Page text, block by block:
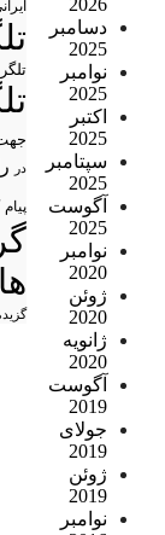
2026
دسامبر
2025
نوامبر
2025
اکتبر
2025
سپتامبر
2025
آگوست
2025
نوامبر
2020
ژوئن
2020
ژانویه
2020
آگوست
2019
جولای
2019
ژوئن
2019
نوامبر
در
را
پیام